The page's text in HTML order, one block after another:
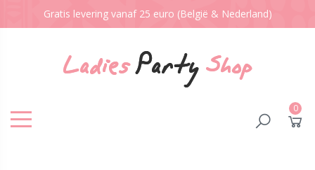
Gratis levering vanaf 25 euro (België & Nederland)
0